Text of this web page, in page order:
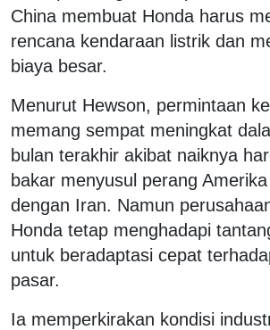
China membuat Honda harus
rencana kendaraan listrik dan
biaya besar.
Menurut Hewson, permintaan
memang sempat meningkat
bulan terakhir akibat naiknya
bakar menyusul perang
dengan Iran. Namun
Honda tetap menghadapi
untuk beradaptasi cepat
pasar.
Ia memperkirakan kondisi